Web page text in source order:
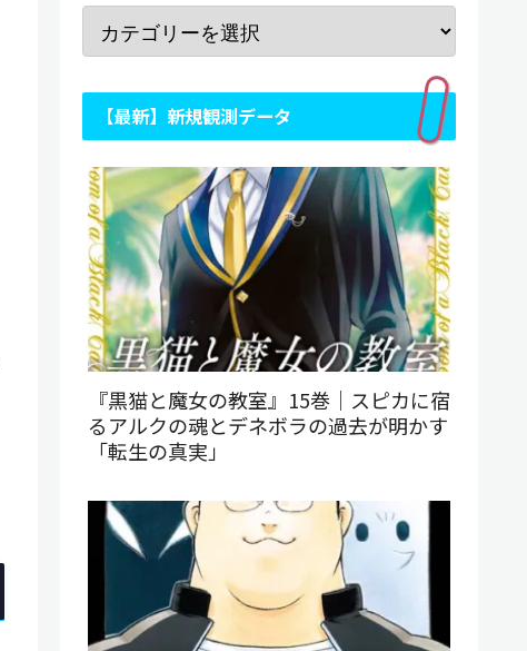
【最新】新規観測データ
『黒猫と魔女の教室』15巻｜スピカに宿
るアルクの魂とデネボラの過去が明かす
「転生の真実」